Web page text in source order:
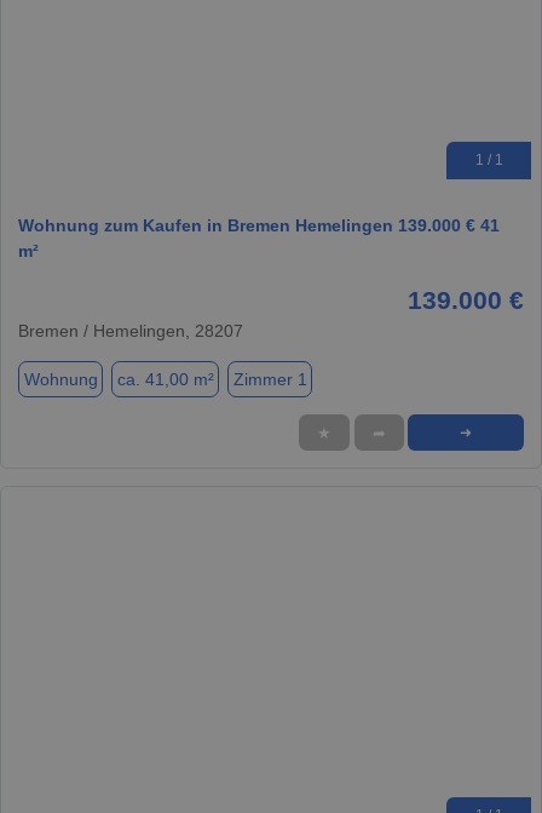
1 / 1
Wohnung zum Kaufen in Bremen Hemelingen 139.000 € 41
m²
139.000 €
Bremen / Hemelingen, 28207
Wohnung ca. 41,00 m² Zimmer 1
★ ➦ ➜